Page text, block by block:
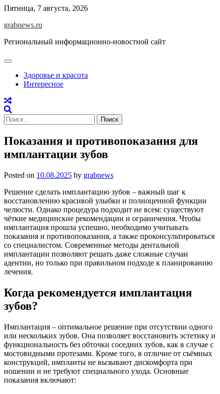
Skip
content
Пятница, 7 августа, 2026
grabnews.ru
Региональный информационно-новостной сайт
Здоровье и красота
Интересное
Найти:
Показания и противопоказания для
имплантации зубов
Posted on 10.08.2025 by grabnews
Решение сделать имплантацию зубов – важный шаг к
восстановлению красивой улыбки и полноценной функции
челюсти. Однако процедура подходит не всем: существуют
чёткие медицинские рекомендации и ограничения. Чтобы
имплантация прошла успешно, необходимо учитывать
показания и противопоказания, а также проконсультироваться
со специалистом. Современные методы дентальной
имплантации позволяют решать даже сложные случаи
адентии, но только при правильном подходе к планированию
лечения.
Когда рекомендуется имплантация
зубов?
Имплантация – оптимальное решение при отсутствии одного
или нескольких зубов. Она позволяет восстановить эстетику и
функциональность без обточки соседних зубов, как в случае с
мостовидными протезами. Кроме того, в отличие от съёмных
конструкций, импланты не вызывают дискомфорта при
ношении и не требуют специального ухода. Основные
показания включают: